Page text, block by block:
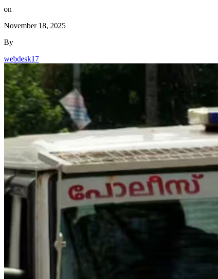
on
November 18, 2025
By
webdesk17